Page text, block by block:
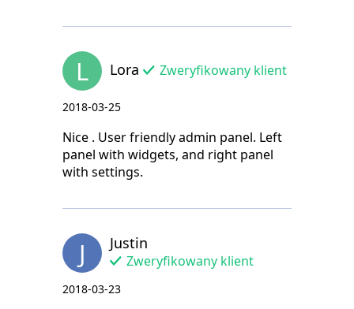
L Lora Zweryfikowany klient
2018-03-25
Nice . User friendly admin panel. Left
panel with widgets, and right panel
with settings.
J Justin
Zweryfikowany klient
2018-03-23